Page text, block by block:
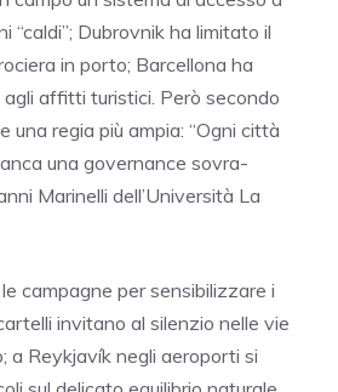
“caldi”; Dubrovnik ha limitato il
in porto; Barcellona ha
affitti turistici. Però secondo
una regia più ampia: “Ogni città
una governance sovra-
Marinelli dell’Università La
campagne per sensibilizzare i
invitano al silenzio nelle vie
a Reykjavík negli aeroporti si